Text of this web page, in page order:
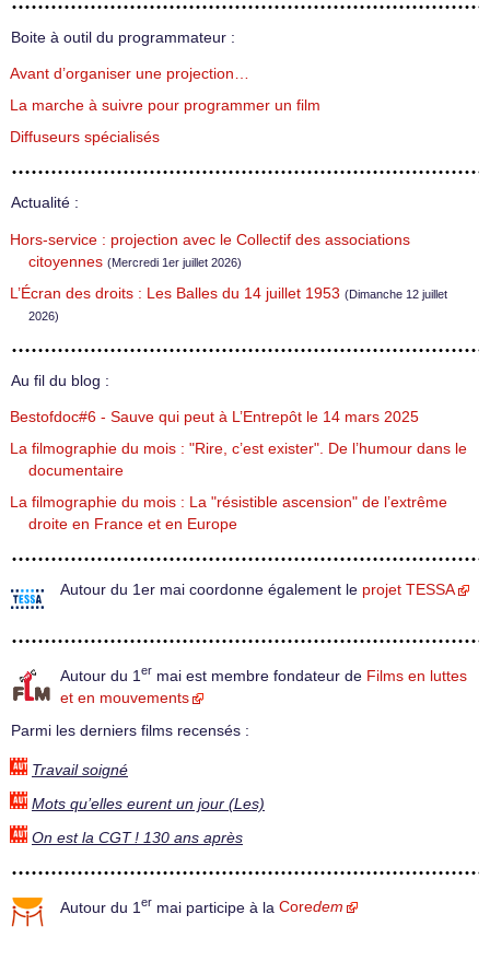
Boite à outil du programmateur :
Avant d’organiser une projection…
La marche à suivre pour programmer un film
Diffuseurs spécialisés
Actualité :
Hors-service : projection avec le Collectif des associations
citoyennes (Mercredi 1er juillet 2026)
L’Écran des droits : Les Balles du 14 juillet 1953 (Dimanche 12 juillet
2026)
Au fil du blog :
Bestofdoc#6 - Sauve qui peut à L’Entrepôt le 14 mars 2025
La filmographie du mois : "Rire, c’est exister". De l’humour dans le
documentaire
La filmographie du mois : La "résistible ascension" de l’extrême
droite en France et en Europe
Autour du 1er mai coordonne également le projet TESSA
Autour du 1 er mai est membre fondateur de Films en luttes
et en mouvements
Parmi les derniers films recensés :
Travail soigné
Mots qu’elles eurent un jour (Les)
On est la CGT ! 130 ans après
Autour du 1 er mai participe à la Coredem